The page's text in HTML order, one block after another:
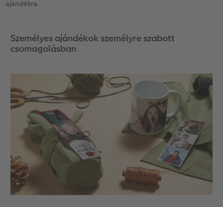
ajándékra.
Személyes ajándékok személyre szabott
csomagolásban